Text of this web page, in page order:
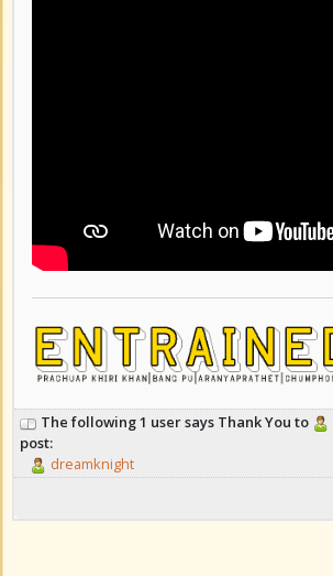
The following 1 user says Thank You to
post:
dreamknight